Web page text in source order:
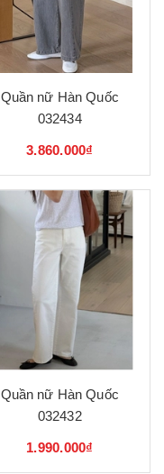
Quần nữ Hàn Quốc
032434
3.860.000₫
Quần nữ Hàn Quốc
032432
1.990.000₫